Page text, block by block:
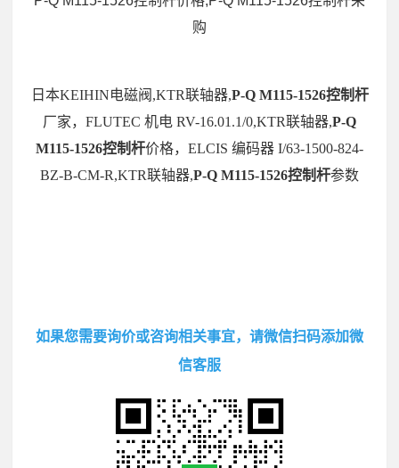
购
日本KEIHIN电磁阀,KTR联轴器,P-Q M115-1526控制杆
厂家，FLUTEC 机电 RV-16.01.1/0,KTR联轴器,P-Q
M115-1526控制杆价格，ELCIS 编码器 I/63-1500-824-
BZ-B-CM-R,KTR联轴器,P-Q M115-1526控制杆参数
如果您需要询价或咨询相关事宜，请微信扫码添加微
信客服